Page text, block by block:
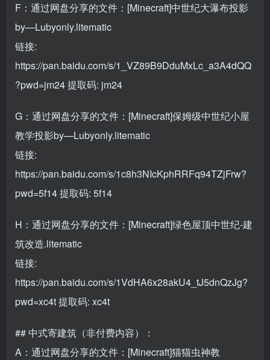
F：通过网盘分享的文件：[Minecraft]中世纪大瀑布投影
by—Lubyonly.litematic
链接:
https://pan.baidu.com/s/1_VZ89B9DduMxLc_a3A4dQQ
?pwd=jm24提取码: jm24
G：通过网盘分享的文件：[Minecraft]保姆级中世纪小屋
教学投影by—Lubyonly.litematic
链接:
https://pan.baidu.com/s/1c8h3NIcKphRRFq94TZjFrw?
pwd=5f14提取码: 5f14
H：通过网盘分享的文件：[Minecraft]绿色屋顶中世纪-建
筑改造.litematic
链接:
https://pan.baidu.com/s/1VdHA6x28akU4_tJ5dnQzJg?
pwd=xc4t提取码: xc4t
## 中式寄建筑（非付费内容）：
A：通过网盘分享的文件：[Minecraft]猫猫虫神教